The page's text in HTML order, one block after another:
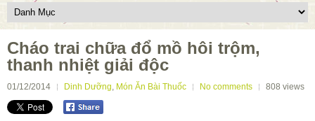
Cháo trai chữa đổ mồ hôi trộm,
thanh nhiệt giải độc
01/12/2014 Dinh Dưỡng, Món Ăn Bài Thuốc No comments 808 views